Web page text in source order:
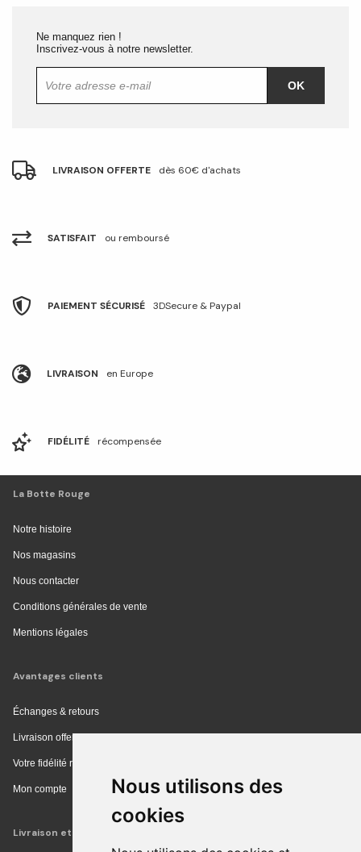
Nous utilisons des
cookies
Ne manquez rien !
Inscrivez-vous à notre newsletter.
OK
LIVRAISON OFFERTE dès 60€ d'achats
SATISFAIT ou remboursé
PAIEMENT SÉCURISÉ 3DSecure & Paypal
LIVRAISON en Europe
FIDÉLITÉ récompensée
La Botte Rouge
Notre histoire
Nos magasins
Nous contacter
Conditions générales de vente
Mentions légales
Avantages clients
Échanges & retours
Livraison offerte en magasin
Votre fidélité récompensée
Mon compte
Livraison et achat